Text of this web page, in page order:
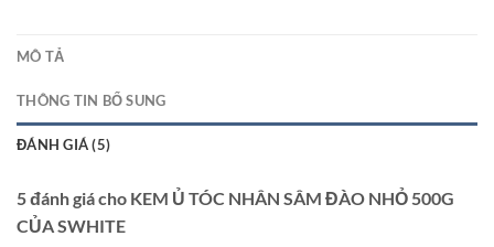
MÔ TẢ
THÔNG TIN BỔ SUNG
ĐÁNH GIÁ (5)
5 đánh giá cho KEM Ủ TÓC NHÂN SÂM ĐÀO NHỎ 500G
CỦA SWHITE